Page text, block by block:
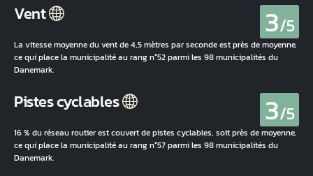
Vent 3/5
La vitesse moyenne du vent de 4,5 mètres par seconde est près de moyenne,
ce qui place la municipalité au rang n°52 parmi les 98 municipalités du
Danemark.
Pistes cyclables 3/5
16 % du réseau routier est couvert de pistes cyclables, soit près de moyenne,
ce qui place la municipalité au rang n°57 parmi les 98 municipalités du
Danemark.